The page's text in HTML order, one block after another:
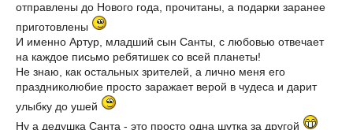
отправлены до Нового года, прочитаны, а подарки заранее
приготовлены
И именно Артур, младший сын Санты, с любовью отвечает
на каждое письмо ребятишек со всей планеты!
Не знаю, как остальных зрителей, а лично меня его
праздниколюбие просто заражает верой в чудеса и дарит
улыбку до ушей
Ну а дедушка Санта - это просто одна шутка за другой